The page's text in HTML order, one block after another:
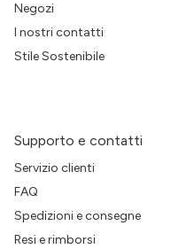
Negozi
I nostri contatti
Stile Sostenibile
Supporto e contatti
Servizio clienti
FAQ
Spedizioni e consegne
Resi e rimborsi